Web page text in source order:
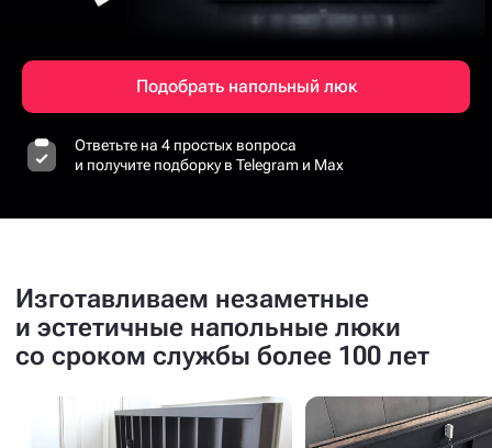
Подобрать напольный люк
Ответьте на 4 простых вопроса
и получите подборку в Telegram и Max
Изготавливаем незаметные
и эстетичные напольные люки
со сроком службы более 100 лет